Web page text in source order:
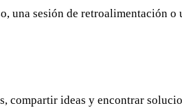
una sesión de retroalimentación
compartir ideas y encontrar